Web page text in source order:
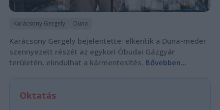
Karácsony Gergely Duna
Karácsony Gergely bejelentette: elkerítik a Duna-meder
szennyezett részét az egykori Óbudai Gázgyár
területén, elindulhat a kármentesítés. Bővebben...
Oktatás